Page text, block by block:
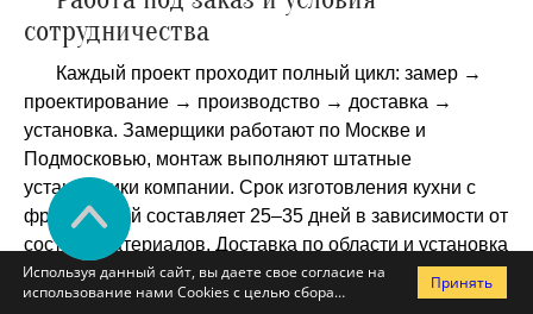
сотрудничества
Каждый проект проходит полный цикл: замер →
проектирование → производство → доставка →
установка. Замерщики работают по Москве и
Подмосковью, монтаж выполняют штатные
установщики компании. Срок изготовления кухни с
фрезеровкой составляет 25–35 дней в зависимости от
состава материалов. Доставка по области и установка
входят в договор, что исключает риски для клиента и
гарантирует точный результат по срокам.
Используя данный сайт, вы даете свое согласие на
использование нами Cookies с целью сбора
Принять